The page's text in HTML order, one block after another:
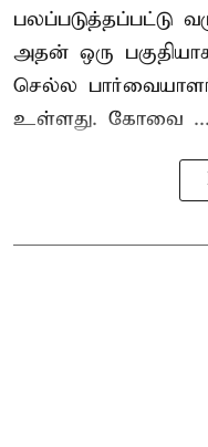
பலப்படுத்தப்பட்டு
அதன் ஒரு
செல்ல
உள்ளது. கோவை ...